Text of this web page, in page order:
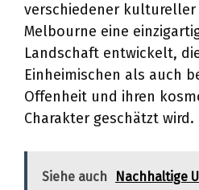
verschiedener kultureller
Melbourne eine
Landschaft entwickelt,
Einheimischen als auch
Offenheit und ihren
Charakter geschätzt wird.
Siehe auch
Nachhaltige